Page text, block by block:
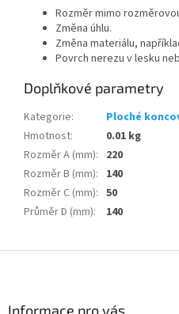
Rozměr mimo
Změna úhlu.
Změna materiálu,
Povrch nerezu v lesku
Doplňkové parametry
Kategorie:
Ploché
Hmotnost:
0.01 kg
Rozměr A (mm): 220
Rozměr B (mm): 140
Rozměr C (mm): 50
Průměr D (mm): 140
Informace pro vás